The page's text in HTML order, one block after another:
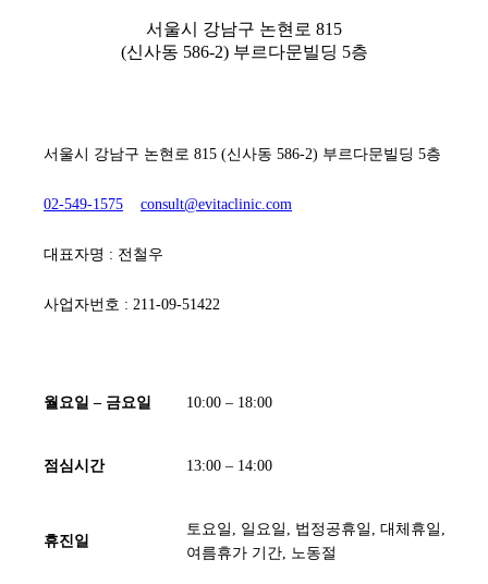
서울시 강남구 논현로 815
(신사동 586-2) 부르다문빌딩 5층
서울시 강남구 논현로 815 (신사동 586-2) 부르다문빌딩 5층
02-549-1575 consult@evitaclinic.com
대표자명 : 전철우
사업자번호 : 211-09-51422
월요일 – 금요일 10:00 – 18:00
점심시간 13:00 – 14:00
휴진일
토요일, 일요일, 법정공휴일, 대체휴일,
여름휴가 기간, 노동절